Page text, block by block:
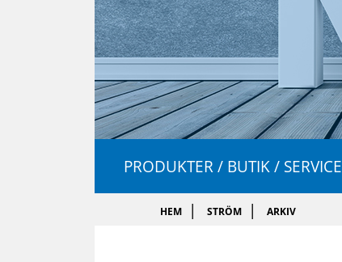
PRODUKTER / BUTIK / SERVICE
HEM STRÖM ARKIV